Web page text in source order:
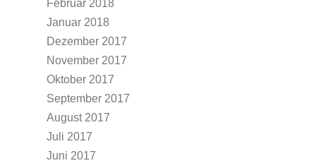
Februar 2018
Januar 2018
Dezember 2017
November 2017
Oktober 2017
September 2017
August 2017
Juli 2017
Juni 2017